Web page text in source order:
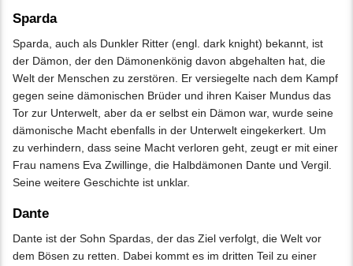
Sparda
Sparda, auch als Dunkler Ritter (engl. dark knight) bekannt, ist
der Dämon, der den Dämonenkönig davon abgehalten hat, die
Welt der Menschen zu zerstören. Er versiegelte nach dem Kampf
gegen seine dämonischen Brüder und ihren Kaiser Mundus das
Tor zur Unterwelt, aber da er selbst ein Dämon war, wurde seine
dämonische Macht ebenfalls in der Unterwelt eingekerkert. Um
zu verhindern, dass seine Macht verloren geht, zeugt er mit einer
Frau namens Eva Zwillinge, die Halbdämonen Dante und Vergil.
Seine weitere Geschichte ist unklar.
Dante
Dante ist der Sohn Spardas, der das Ziel verfolgt, die Welt vor
dem Bösen zu retten. Dabei kommt es im dritten Teil zu einer